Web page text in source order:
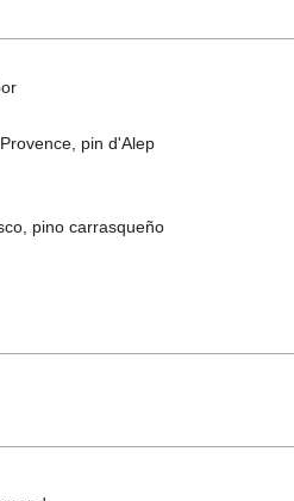
pin d'Alep
pino carrasqueño